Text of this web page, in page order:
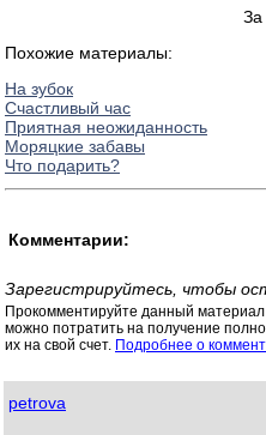
За
Похожие материалы:
На зубок
Счастливый час
Приятная неожиданность
Моряцкие забавы
Что подарить?
Комментарии:
Зарегистрируйтесь, чтобы
Прокомментируйте данный
можно потратить на получение
их на свой счет. Подробнее о
petrova